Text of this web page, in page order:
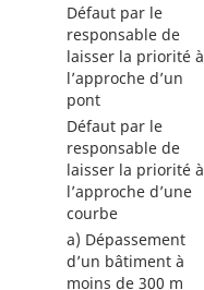
Défaut par le
responsable de
laisser la priorité à
l’approche d’un
pont
Défaut par le
responsable de
laisser la priorité à
l’approche d’une
courbe
a) Dépassement
d’un bâtiment à
moins de 300 m